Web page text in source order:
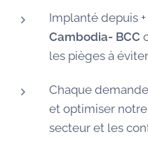
Implanté depuis +
Cambodia- BCC
les pièges à
Chaque
et optimiser
secteur et les